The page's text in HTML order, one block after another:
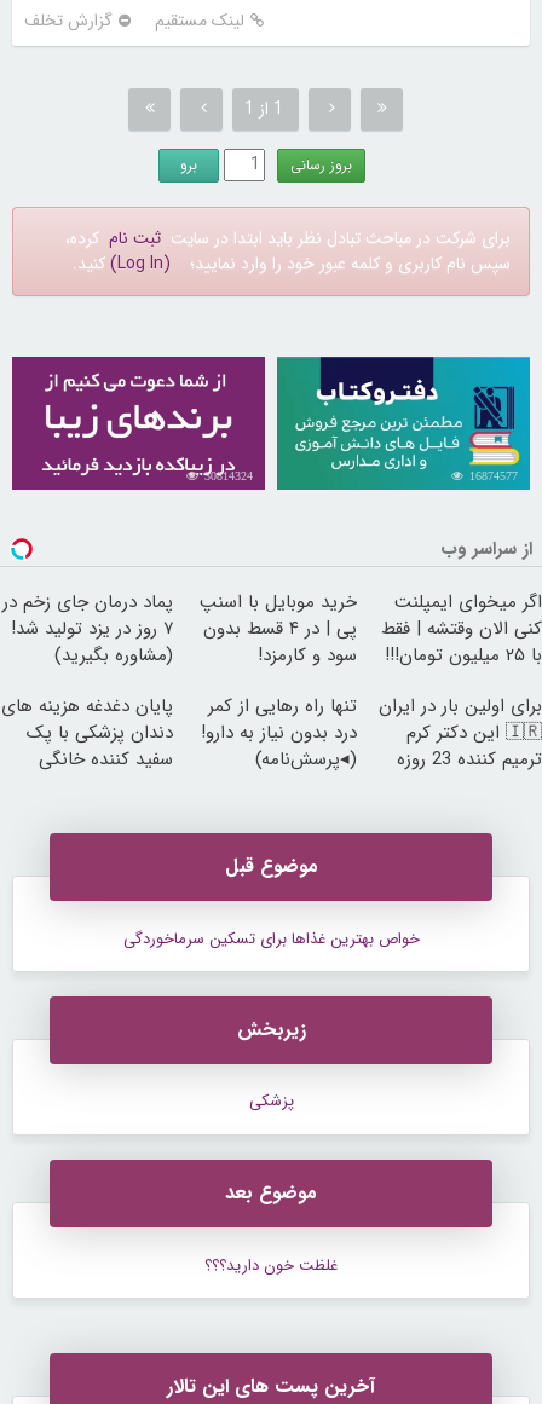
لینک مستقیم گزارش تخلف
1 از 1
برای شرکت در مباحث تبادل نظر باید ابتدا در سایت ثبت نام کرده،
سپس نام کاربری و کلمه عبور خود را وارد نمایید؛ (Log In) کنید.
16874577
30814324
از سراسر وب
اگر میخوای ایمپلنت
کنی الان وقتشه | فقط
با ۲۵ میلیون تومان!!!
خرید موبایل با اسنپ
پی | در ۴ قسط بدون
سود و کارمزد!
پماد درمان جای زخم در
۷ روز در یزد تولید شد!
(مشاوره بگیرید)
برای اولین بار در ایران
🇮🇷 این دکتر کرم
ترمیم کننده 23 روزه
تنها راه رهایی از کمر
درد بدون نیاز به دارو!
(◂پرسش‌نامه)
پایان دغدغه هزینه های
دندان پزشکی با پک
سفید کننده خانگی
موضوع قبل
خواص بهترین غذا‌ها برای تسکین سرماخوردگی
زیربخش
پزشکی
موضوع بعد
غلظت خون دارید؟؟؟
آخرین پست های این تالار